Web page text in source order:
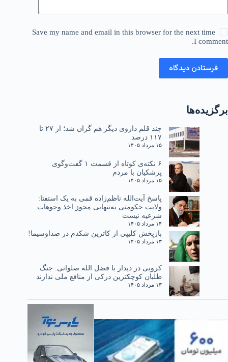
Save my name and email in this browser for the next time
I comment.
فرستادن دیدگاه
برگزیده‌ها
چند قلم داروی دیگر هم گران شد؛ از ۲۷ تا
۱۱۷ درصد
۱۵ مرداد ۱۴۰۵
۶ نکته‌ی کوتاه از قسمت ۱ گفت‌وگوی
پزشکیان با مردم
۱۵ مرداد ۱۴۰۵
پاسخ آیت‌الله ناظم‌زاده قمی به یک استفتا:
ولایت حکومتی به‌تنهایی مجوز اخذ وجوهات
شرعیه نیست
۱۴ مرداد ۱۴۰۵
بازپخش کلیپی از کاترین شکدم در صداوسیما!
۱۳ مرداد ۱۴۰۵
کروبی در دیدار با فضل الله صلواتی: جنگ
طلبان کوچکترین درکی از منافع ملی ندارند
۱۳ مرداد ۱۴۰۵